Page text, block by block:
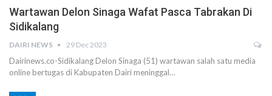
Wartawan Delon Sinaga Wafat Pasca Tabrakan Di
Sidikalang
DAIRI NEWS 29 Dec 2023
Dairinews.co-Sidikalang Delon Sinaga (51) wartawan salah satu media
online bertugas di Kabupaten Dairi meninggal…